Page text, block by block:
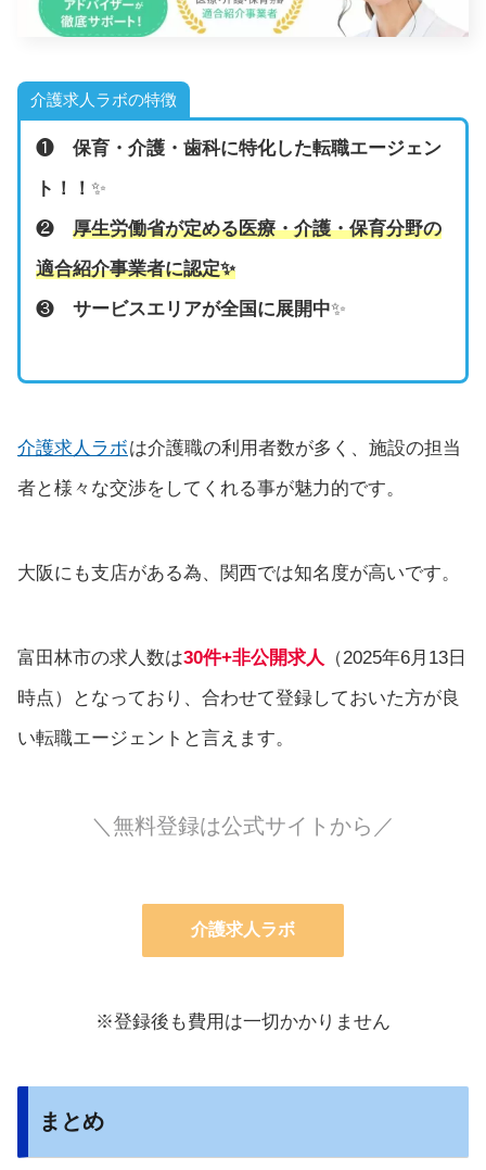
介護求人ラボの特徴
❶ 保育・介護・歯科に特化した転職エージェン
ト！！ ✨
❷ 厚生労働省が定める医療・介護・保育分野の
適合紹介事業者に認定✨
❸ サービスエリアが全国に展開中✨
介護求人ラボは介護職の利用者数が多く、施設の担当
者と様々な交渉をしてくれる事が魅力的です。
大阪にも支店がある為、関西では知名度が高いです。
富田林市の求人数は30件+非公開求人
（2025年6月13日
時点）となっており、合わせて登録しておいた方が良
い転職エージェントと言えます。
＼無料登録は公式サイトから／
介護求人ラボ
※登録後も費用は一切かかりません
まとめ